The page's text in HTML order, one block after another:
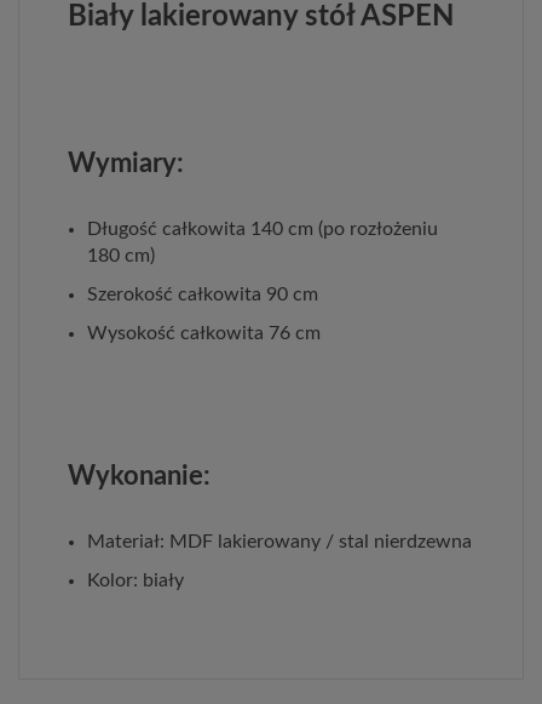
Biały lakierowany stół ASPEN
Wymiary:
Długość całkowita 140 cm (po rozłożeniu
180 cm)
Szerokość całkowita 90 cm
Wysokość całkowita 76 cm
Wykonanie:
Materiał: MDF lakierowany / stal nierdzewna
Kolor: biały